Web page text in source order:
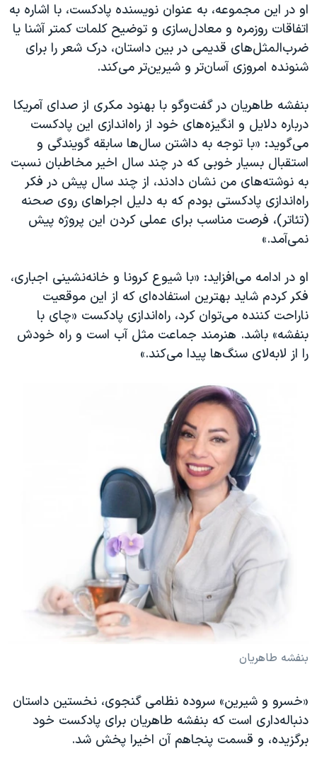
او در این مجموعه، به عنوان نویسنده پادکست، با اشاره به
اتفاقات روزمره و معادل‌سازی و توضیح کلمات کمتر آشنا یا
ضرب‌المثل‌های قدیمی در بین داستان، درک شعر را برای
شنونده امروزی آسان‌تر و شیرین‌تر می‌کند.
بنفشه طاهریان در گفت‌وگو با بهنود مکری از صدای آمریکا
درباره دلایل و انگیزه‌های خود از راه‌اندازی این پادکست
می‌گوید: «با توجه به داشتن سال‌ها سابقه گویندگی و
استقبال بسیار خوبی که در چند سال اخیر مخاطبان نسبت
به نوشته‌های من نشان دادند، از چند سال پیش در فکر
راه‌اندازی پادکستی بودم که به دلیل اجراهای روی صحنه
(تئاتر)، فرصت مناسب برای عملی کردن این پروژه پیش
نمی‌آمد.»
او در ادامه می‌افزاید: «با شیوع کرونا و خانه‌نشینی اجباری،
فکر کردم شاید بهترین استفاده‌ای که از این موقعیت
ناراحت کننده می‌توان کرد، راه‌اندازی پادکست «چای با
بنفشه» باشد. هنرمند جماعت مثل آب است و راه خودش
را از لابه‌لای سنگ‌ها پیدا می‌کند.»
بنفشه طاهریان
«خسرو و‌ شیرین» سروده نظامی گنجوی، نخستین داستان
دنباله‌داری است که بنفشه طاهریان برای پادکست خود
برگزیده، و قسمت پنجاهم آن اخیرا پخش شد.